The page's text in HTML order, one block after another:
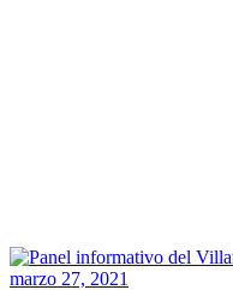
marzo 27, 2021